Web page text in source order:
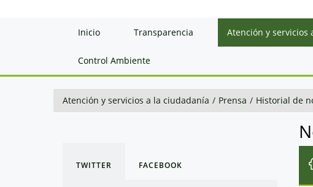
Inicio Transparencia Atención y servicios
Control Ambiente
Atención y servicios a la ciudadanía / Prensa / Historial de
TWITTER FACEBOOK